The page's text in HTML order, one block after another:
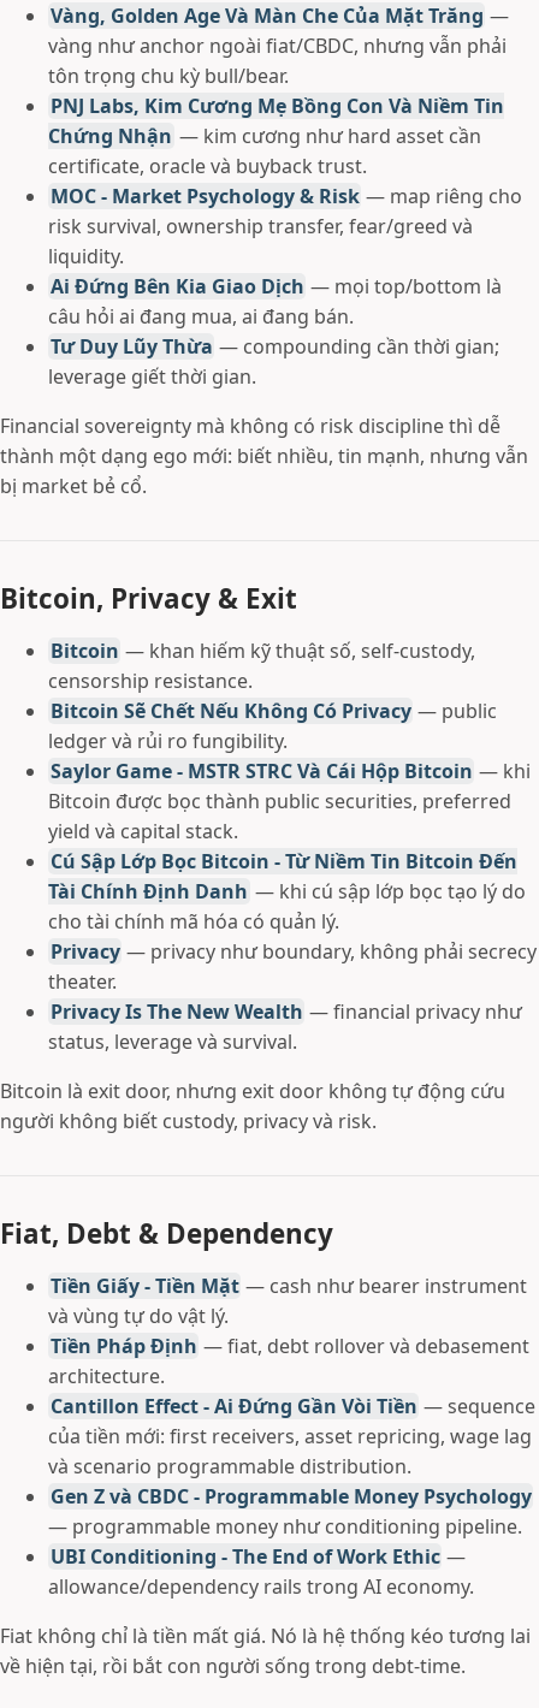
Vàng, Golden Age Và Màn Che Của Mặt Trăng —
vàng như anchor ngoài fiat/CBDC, nhưng vẫn phải
tôn trọng chu kỳ bull/bear.
PNJ Labs, Kim Cương Mẹ Bồng Con Và Niềm Tin
Chứng Nhận — kim cương như hard asset cần
certificate, oracle và buyback trust.
MOC - Market Psychology & Risk — map riêng cho
risk survival, ownership transfer, fear/greed và
liquidity.
Ai Đứng Bên Kia Giao Dịch — mọi top/bottom là
câu hỏi ai đang mua, ai đang bán.
Tư Duy Lũy Thừa — compounding cần thời gian;
leverage giết thời gian.
Financial sovereignty mà không có risk discipline thì dễ
thành một dạng ego mới: biết nhiều, tin mạnh, nhưng vẫn
bị market bẻ cổ.
Bitcoin, Privacy & Exit
Bitcoin — khan hiếm kỹ thuật số, self-custody,
censorship resistance.
Bitcoin Sẽ Chết Nếu Không Có Privacy — public
ledger và rủi ro fungibility.
Saylor Game - MSTR STRC Và Cái Hộp Bitcoin — khi
Bitcoin được bọc thành public securities, preferred
yield và capital stack.
Cú Sập Lớp Bọc Bitcoin - Từ Niềm Tin Bitcoin Đến
Tài Chính Định Danh — khi cú sập lớp bọc tạo lý do
cho tài chính mã hóa có quản lý.
Privacy — privacy như boundary, không phải secrecy
theater.
Privacy Is The New Wealth — financial privacy như
status, leverage và survival.
Bitcoin là exit door, nhưng exit door không tự động cứu
người không biết custody, privacy và risk.
Fiat, Debt & Dependency
Tiền Giấy - Tiền Mặt — cash như bearer instrument
và vùng tự do vật lý.
Tiền Pháp Định — fiat, debt rollover và debasement
architecture.
Cantillon Effect - Ai Đứng Gần Vòi Tiền — sequence
của tiền mới: first receivers, asset repricing, wage lag
và scenario programmable distribution.
Gen Z và CBDC - Programmable Money Psychology
— programmable money như conditioning pipeline.
UBI Conditioning - The End of Work Ethic —
allowance/dependency rails trong AI economy.
Fiat không chỉ là tiền mất giá. Nó là hệ thống kéo tương lai
về hiện tại, rồi bắt con người sống trong debt-time.